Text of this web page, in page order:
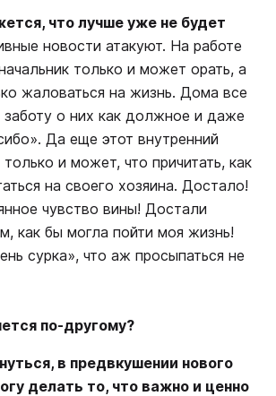
что лучше уже не будет
новости атакуют. На работе
только и может орать, а
жаловаться на жизнь. Дома все
о них как должное и даже
Да еще этот внутренний
и может, что причитать, как
на своего хозяина. Достало!
чувство вины! Достали
как бы могла пойти моя жизнь!
сурка», что аж просыпаться не
по-другому?
в предвкушении нового
делать то, что важно и ценно